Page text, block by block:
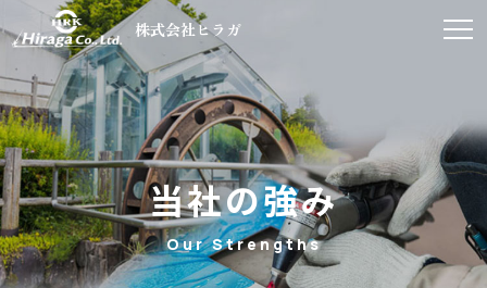
株式会社ヒラガ
当社の強み
Our Strengths